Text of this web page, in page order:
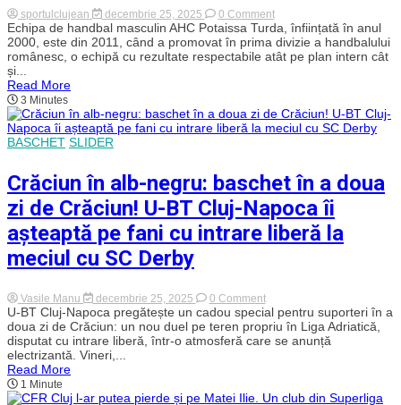
ajuns
la
al
8-
Adriatică!
sportulclujean decembrie 25, 2025 0 Commenton
Bilanțul
Potaissei
Turda
în
anul
pe
locul
Liga
Zimbrilor
Echipa de handbal masculin AHC Potaissa Turda, înființată în anul
2000, este din 2011, când a promovat în prima divizie a handbalului
românesc, o echipă cu rezultate respectabile atât pe plan intern cât
și...
Read More
3 Minutes
BASCHET SLIDER
Crăciun în alb-negru: baschet în a doua
zi de Crăciun! U-BT Cluj-Napoca îi
așteaptă pe fani cu intrare liberă la
meciul cu SC Derby
Vasile Manu decembrie 25, 2025 0 Commenton
Crăciun
în
alb-
negru:
doua
U-BT Cluj-Napoca pregătește un cadou special pentru suporteri în a
doua zi de Crăciun: un nou duel pe teren propriu în Liga Adriatică,
disputat cu intrare liberă, într-o atmosferă care se anunță
electrizantă. Vineri,...
Read More
1 Minute